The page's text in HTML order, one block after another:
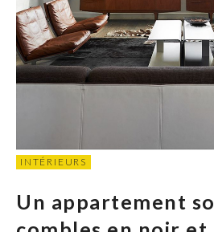
INTÉRIEURS
Un appartement